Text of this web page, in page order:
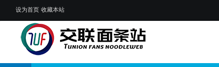
设为首页 收藏本站